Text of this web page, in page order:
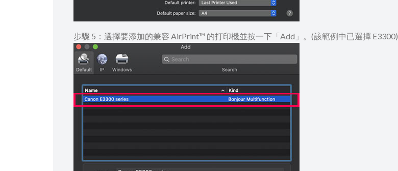
步驟 5：選擇要添加的兼容 AirPrint™ 的打印機並按一下「Add」。(該範例中已選擇 E3300)